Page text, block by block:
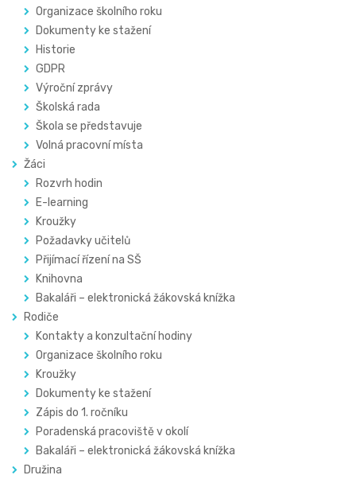
Organizace školního roku
Dokumenty ke stažení
Historie
GDPR
Výroční zprávy
Školská rada
Škola se představuje
Volná pracovní místa
Žáci
Rozvrh hodin
E-learning
Kroužky
Požadavky učitelů
Přijímací řízení na SŠ
Knihovna
Bakaláři – elektronická žákovská knížka
Rodiče
Kontakty a konzultační hodiny
Organizace školního roku
Kroužky
Dokumenty ke stažení
Zápis do 1. ročníku
Poradenská pracoviště v okolí
Bakaláři – elektronická žákovská knížka
Družina